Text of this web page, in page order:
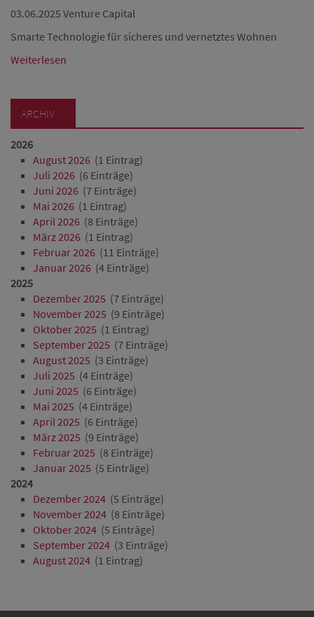
03.06.2025 Venture Capital
Smarte Technologie für sicheres und vernetztes Wohnen
Weiterlesen
ARCHIV
2026
August 2026 (1 Eintrag)
Juli 2026 (6 Einträge)
Juni 2026 (7 Einträge)
Mai 2026 (1 Eintrag)
April 2026 (8 Einträge)
März 2026 (1 Eintrag)
Februar 2026 (11 Einträge)
Januar 2026 (4 Einträge)
2025
Dezember 2025 (7 Einträge)
November 2025 (9 Einträge)
Oktober 2025 (1 Eintrag)
September 2025 (7 Einträge)
August 2025 (3 Einträge)
Juli 2025 (4 Einträge)
Juni 2025 (6 Einträge)
Mai 2025 (4 Einträge)
April 2025 (6 Einträge)
März 2025 (9 Einträge)
Februar 2025 (8 Einträge)
Januar 2025 (5 Einträge)
2024
Dezember 2024 (5 Einträge)
November 2024 (8 Einträge)
Oktober 2024 (5 Einträge)
September 2024 (3 Einträge)
August 2024 (1 Eintrag)